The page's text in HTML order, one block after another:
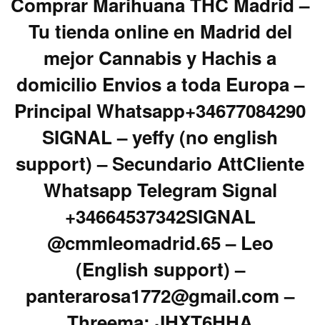
Tu tienda online en Madrid del
mejor Cannabis y Hachis a
domicilio Envios a toda Europa –
Principal Whatsapp+34677084290
SIGNAL – yeffy (no english
support) – Secundario AttCliente
Whatsapp Telegram Signal
+34664537342SIGNAL
@cmmleomadrid.65 – Leo
(English support) –
panterarosa1772@gmail.com –